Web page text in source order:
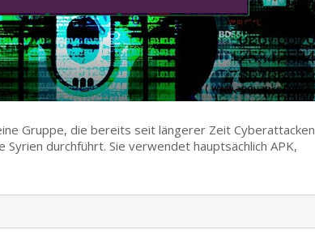
Gruppe, die bereits seit längerer Zeit Cyberattacken
Syrien durchführt. Sie verwendet hauptsächlich APK,